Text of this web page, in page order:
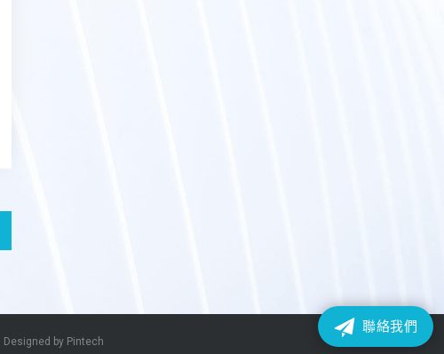
聯絡我們
Designed by Pintech